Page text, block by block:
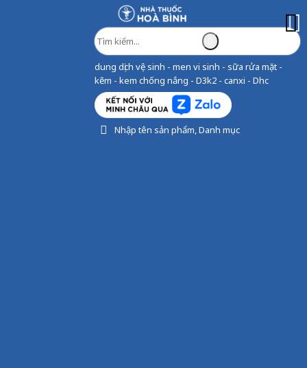
dung dịch vệ sinh - men vi sinh - sữa rửa mặt -
kẽm - kem chống nắng - D3k2 - canxi - Dhc
Nhập tên sản phẩm, Danh mục